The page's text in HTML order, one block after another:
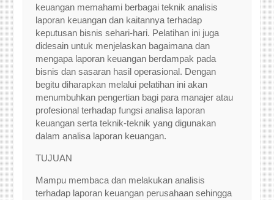
keuangan memahami berbagai teknik analisis
laporan keuangan dan kaitannya terhadap
keputusan bisnis sehari-hari. Pelatihan ini juga
didesain untuk menjelaskan bagaimana dan
mengapa laporan keuangan berdampak pada
bisnis dan sasaran hasil operasional. Dengan
begitu diharapkan melalui pelatihan ini akan
menumbuhkan pengertian bagi para manajer atau
profesional terhadap fungsi analisa laporan
keuangan serta teknik-teknik yang digunakan
dalam analisa laporan keuangan.
TUJUAN
Mampu membaca dan melakukan analisis
terhadap laporan keuangan perusahaan sehingga